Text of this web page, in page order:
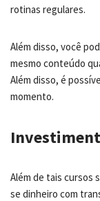
rotinas regulares.
Além disso, você
mesmo conteúdo
Além disso, é
momento.
Além de tais cursos
se dinheiro com